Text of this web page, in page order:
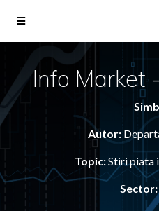
Info Market
Autor:
Topic:Stiri piata
Sector: